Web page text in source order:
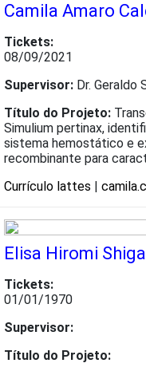
Camila Amaro
Tickets:
08/09/2021
Supervisor: Dr. Geraldo
Título do Projeto:
Simulium pertinax,
sistema hemostático e
recombinante para
Currículo lattes |
Elisa Hiromi Shiga
Tickets:
01/01/1970
Supervisor:
Título do Projeto: